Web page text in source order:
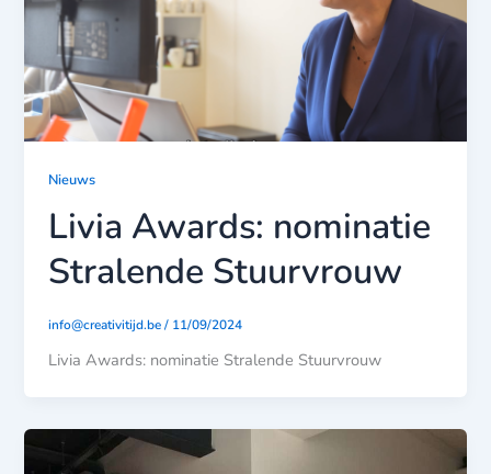
Nieuws
Livia Awards: nominatie
Stralende Stuurvrouw
info@creativitijd.be/ 11/09/2024
Livia Awards: nominatie Stralende Stuurvrouw